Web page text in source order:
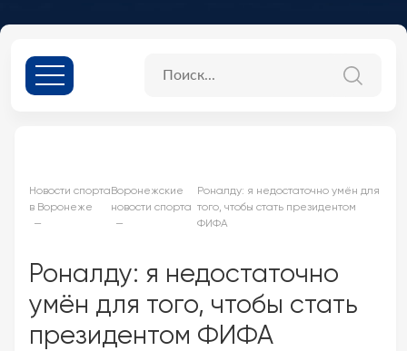
Новости спорта
в Воронеже
Воронежские
новости спорта
Роналду: я недостаточно умён для
того, чтобы стать президентом
ФИФА
Роналду: я недостаточно
умён для того, чтобы стать
президентом ФИФА